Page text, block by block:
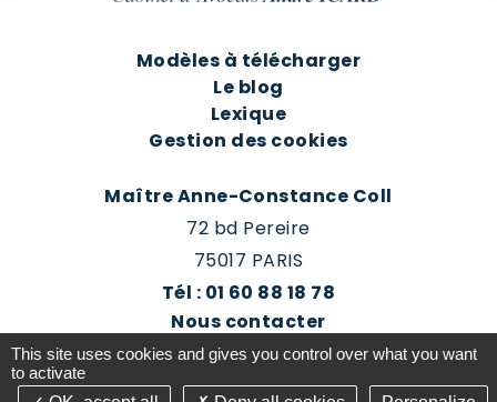
Modèles à télécharger
Le blog
Lexique
Gestion des cookies
Maître Anne-Constance Coll
72 bd Pereire
75017 PARIS
Tél : 01 60 88 18 78
Nous contacter
Prendre rendez-vous
This site uses cookies and gives you control over what you want
to activate